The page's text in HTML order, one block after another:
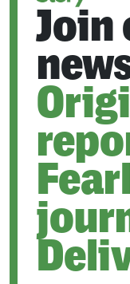
Join